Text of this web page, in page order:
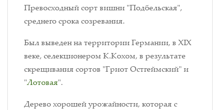
Превосходный сорт вишни "Подбельская",
среднего срока созревания.
Был выведен на территории Германии, в ХIХ
веке, селекционером К.Кохом, в результате
скрещивания сортов "Гриот Остгеймский" и
"Лотовая".
Дерево хорошей урожайности, которая с